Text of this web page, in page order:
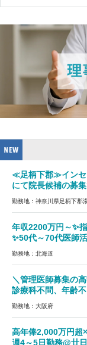
≪足柄下郡≫インセ
にて院長候補の募
勤務地：神奈川県足柄下郡
年収2200万円～✨
✨50代～70代医師
勤務地：北海道
＼管理医師募集の
診療科不問、年齢
勤務地：大阪府
高年俸2,000万円超
週4～5日勤務@廿